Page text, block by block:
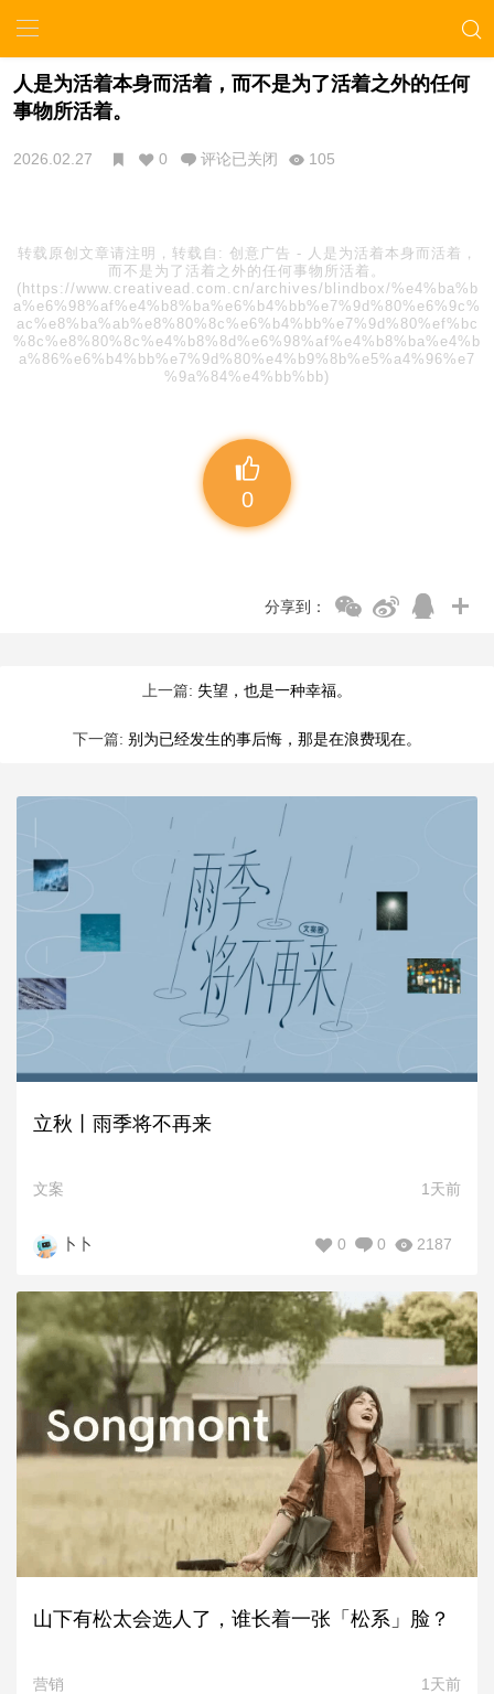
人是为活着本身而活着，而不是为了活着之外的任何
事物所活着。
2026.02.27 0 评论已关闭 105
转载原创文章请注明，转载自: 创意广告 - 人是为活着本身而活着，
而不是为了活着之外的任何事物所活着。
(https://www.creativead.com.cn/archives/blindbox/%e4%ba%b
a%e6%98%af%e4%b8%ba%e6%b4%bb%e7%9d%80%e6%9c%
ac%e8%ba%ab%e8%80%8c%e6%b4%bb%e7%9d%80%ef%bc
%8c%e8%80%8c%e4%b8%8d%e6%98%af%e4%b8%ba%e4%b
a%86%e6%b4%bb%e7%9d%80%e4%b9%8b%e5%a4%96%e7
%9a%84%e4%bb%bb)
0
分享到：
上一篇: 失望，也是一种幸福。
下一篇: 别为已经发生的事后悔，那是在浪费现在。
立秋丨雨季将不再来
文案 1天前
卜卜 2187
0
0
山下有松太会选人了，谁长着一张「松系」脸？
营销 1天前